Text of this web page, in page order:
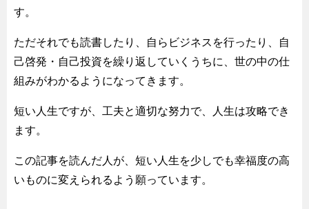
す。
ただそれでも読書したり、自らビジネスを行ったり、自
己啓発・自己投資を繰り返していくうちに、世の中の仕
組みがわかるようになってきます。
短い人生ですが、工夫と適切な努力で、人生は攻略でき
ます。
この記事を読んだ人が、短い人生を少しでも幸福度の高
いものに変えられるよう願っています。